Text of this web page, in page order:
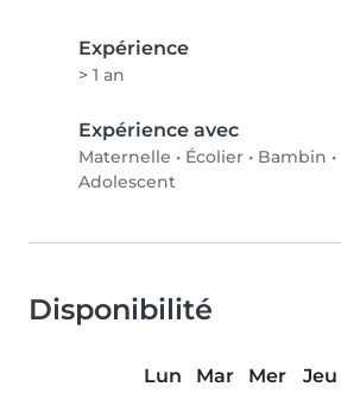
Expérience
> 1 an
Expérience avec
Maternelle • Écolier • Bambin •
Adolescent
Disponibilité
Lun Mar Mer Jeu